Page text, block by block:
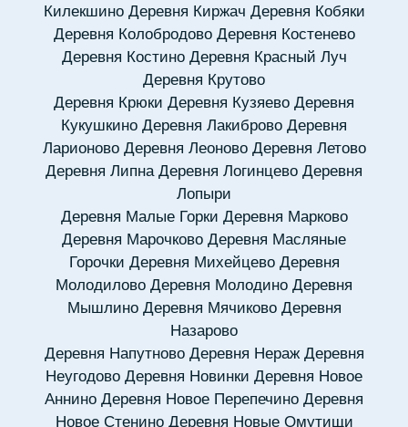
Килекшино Деревня Киржач Деревня Кобяки
Деревня Колобродово Деревня Костенево
Деревня Костино Деревня Красный Луч
Деревня Крутово
Деревня Крюки Деревня Кузяево Деревня
Кукушкино Деревня Лакиброво Деревня
Ларионово Деревня Леоново Деревня Летово
Деревня Липна Деревня Логинцево Деревня
Лопыри
Деревня Малые Горки Деревня Марково
Деревня Марочково Деревня Масляные
Горочки Деревня Михейцево Деревня
Молодилово Деревня Молодино Деревня
Мышлино Деревня Мячиково Деревня
Назарово
Деревня Напутново Деревня Нераж Деревня
Неугодово Деревня Новинки Деревня Новое
Аннино Деревня Новое Перепечино Деревня
Новое Стенино Деревня Новые Омутищи